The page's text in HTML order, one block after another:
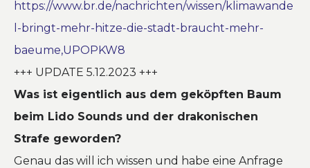
https://www.br.de/nachrichten/wissen/klimawande
l-bringt-mehr-hitze-die-stadt-braucht-mehr-
baeume,UPOPKW8
+++ UPDATE 5.12.2023 +++
Was ist eigentlich aus dem geköpften Baum
beim Lido Sounds und der drakonischen
Strafe geworden?
Genau das will ich wissen und habe eine Anfrage